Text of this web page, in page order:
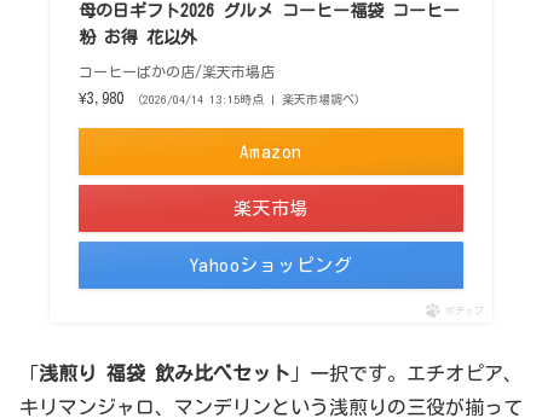
母の日ギフト2026 グルメ コーヒー福袋 コーヒー
粉 お得 花以外
コーヒーばかの店/楽天市場店
¥3,980
（2026/04/14 13:15時点 | 楽天市場調べ）
Amazon
楽天市場
Yahooショッピング
ポチップ
「浅煎り 福袋 飲み比べセット 」一択です。エチオピア、
キリマンジャロ、マンデリンという浅煎りの三役が揃って